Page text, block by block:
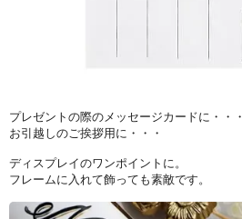
プレゼントの際のメッセージカードに・・・
お引越しのご挨拶用に・・・
ディスプレイのワンポイントに。
フレームに入れて飾っても素敵です。